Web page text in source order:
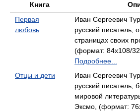
Книга
Первая
любовь
Иван Сергеевич
русский писатель,
страницах своих
(формат: 84x108/
Подробнее...
Отцы и дети
Иван Сергеевич
русский писатель,
мировой
Эксмо, (формат: